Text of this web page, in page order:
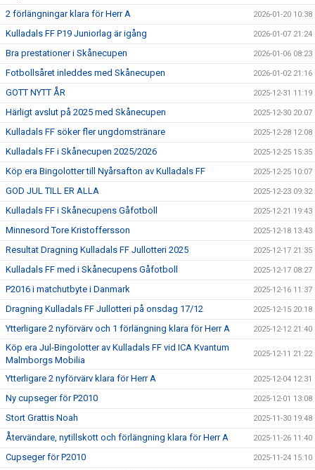
2 förlängningar klara för Herr A 2026-01-20 10:38
Kulladals FF P19 Juniorlag är igång 2026-01-07 21:24
Bra prestationer i Skånecupen 2026-01-06 08:23
Fotbollsåret inleddes med Skånecupen 2026-01-02 21:16
GOTT NYTT ÅR 2025-12-31 11:19
Härligt avslut på 2025 med Skånecupen 2025-12-30 20:07
Kulladals FF söker fler ungdomstränare 2025-12-28 12:08
Kulladals FF i Skånecupen 2025/2026 2025-12-25 15:35
Köp era Bingolotter till Nyårsafton av Kulladals FF 2025-12-25 10:07
GOD JUL TILL ER ALLA 2025-12-23 09:32
Kulladals FF i Skånecupens Gåfotboll 2025-12-21 19:43
Minnesord Tore Kristoffersson 2025-12-18 13:43
Resultat Dragning Kulladals FF Jullotteri 2025 2025-12-17 21:35
Kulladals FF med i Skånecupens Gåfotboll 2025-12-17 08:27
P2016 i matchutbyte i Danmark 2025-12-16 11:37
Dragning Kulladals FF Jullotteri på onsdag 17/12 2025-12-15 20:18
Ytterligare 2 nyförvärv och 1 förlängning klara för Herr A 2025-12-12 21:40
Köp era Jul-Bingolotter av Kulladals FF vid ICA Kvantum
Malmborgs Mobilia
2025-12-11 21:22
Ytterligare 2 nyförvärv klara för Herr A 2025-12-04 12:31
Ny cupseger för P2010 2025-12-01 13:08
Stort Grattis Noah 2025-11-30 19:48
Återvändare, nytillskott och förlängning klara för Herr A 2025-11-26 11:40
Cupseger för P2010 2025-11-24 15:10